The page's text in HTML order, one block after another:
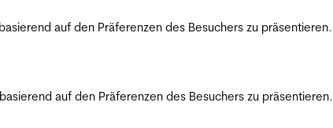
auf den Präferenzen des Besuchers zu präsentieren.
auf den Präferenzen des Besuchers zu präsentieren.